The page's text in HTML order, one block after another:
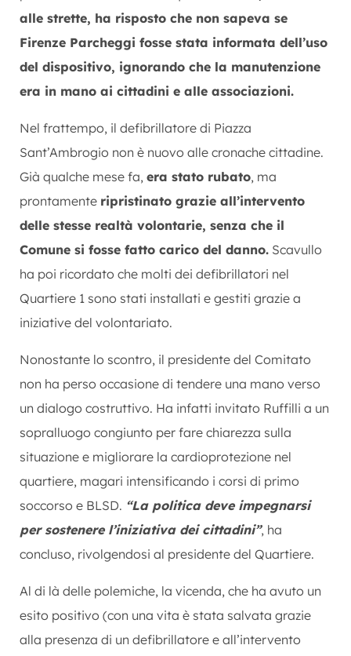
alle strette, ha risposto che non sapeva se
Firenze Parcheggi fosse stata informata dell’uso
del dispositivo, ignorando che la manutenzione
era in mano ai cittadini e alle associazioni.
Nel frattempo, il defibrillatore di Piazza
Sant’Ambrogio non è nuovo alle cronache cittadine.
Già qualche mese fa, era stato rubato, ma
prontamente ripristinato grazie all’intervento
delle stesse realtà volontarie, senza che il
Comune si fosse fatto carico del danno. Scavullo
ha poi ricordato che molti dei defibrillatori nel
Quartiere 1 sono stati installati e gestiti grazie a
iniziative del volontariato.
Nonostante lo scontro, il presidente del Comitato
non ha perso occasione di tendere una mano verso
un dialogo costruttivo. Ha infatti invitato Ruffilli a un
sopralluogo congiunto per fare chiarezza sulla
situazione e migliorare la cardioprotezione nel
quartiere, magari intensificando i corsi di primo
soccorso e BLSD. “La politica deve impegnarsi
per sostenere l’iniziativa dei cittadini”, ha
concluso, rivolgendosi al presidente del Quartiere.
Al di là delle polemiche, la vicenda, che ha avuto un
esito positivo (con una vita è stata salvata grazie
alla presenza di un defibrillatore e all’intervento